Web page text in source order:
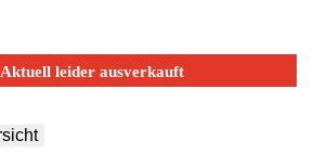
Aktuell leider ausverkauft